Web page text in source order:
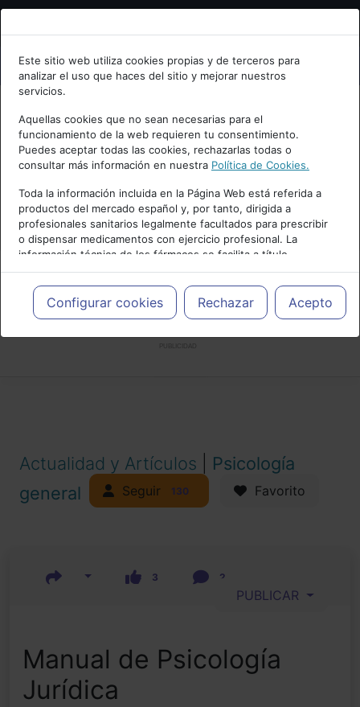
Bienvenid@ a psiquiatria.com
Escribe tu Email
Accede o regístrate con tu email.
Cancelar
Este sitio web utiliza cookies propias y de terceros para
analizar el uso que haces del sitio y mejorar nuestros
servicios.
Aquellas cookies que no sean necesarias para el
funcionamiento de la web requieren tu consentimiento.
Puedes aceptar todas las cookies, rechazarlas todas o
consultar más información en nuestra Política de Cookies.
Toda la información incluida en la Página Web está referida a
productos del mercado español y, por tanto, dirigida a
profesionales sanitarios legalmente facultados para prescribir
o dispensar medicamentos con ejercicio profesional. La
información técnica de los fármacos se facilita a título
meramente informativo, siendo responsabilidad de los
profesionales facultados prescribir medicamentos y decidir, en
cada caso concreto, el tratamiento más adecuado a las
necesidades del paciente.
Configurar cookies Rechazar Acepto
Actualidad y Artículos
Psicología
general
Seguir 130 Favorito
3 2
PUBLICAR
Manual de Psicología
Jurídica